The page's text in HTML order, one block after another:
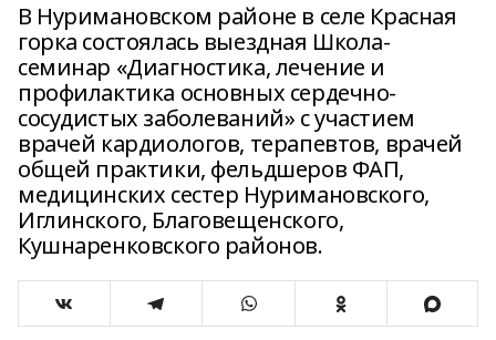
В Нуримановском районе в селе Красная
горка состоялась выездная Школа-
семинар «Диагностика, лечение и
профилактика основных сердечно-
сосудистых заболеваний» с участием
врачей кардиологов, терапевтов, врачей
общей практики, фельдшеров ФАП,
медицинских сестер Нуримановского,
Иглинского, Благовещенского,
Кушнаренковского районов.